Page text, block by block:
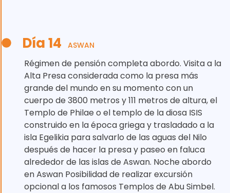
Día 14 ASWAN
Régimen de pensión completa abordo. Visita a la
Alta Presa considerada como la presa más
grande del mundo en su momento con un
cuerpo de 3800 metros y 111 metros de altura, el
Templo de Philae o el templo de la diosa ISIS
construido en la época griega y trasladado a la
isla Egelikia para salvarlo de las aguas del Nilo
después de hacer la presa y paseo en faluca
alrededor de las islas de Aswan. Noche abordo
en Aswan Posibilidad de realizar excursión
opcional a los famosos Templos de Abu Simbel.